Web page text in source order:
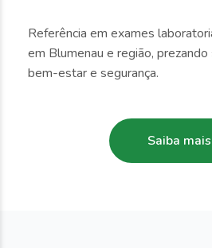
Referência em exames
em Blumenau e região,
bem-estar e segurança.
Saiba mais